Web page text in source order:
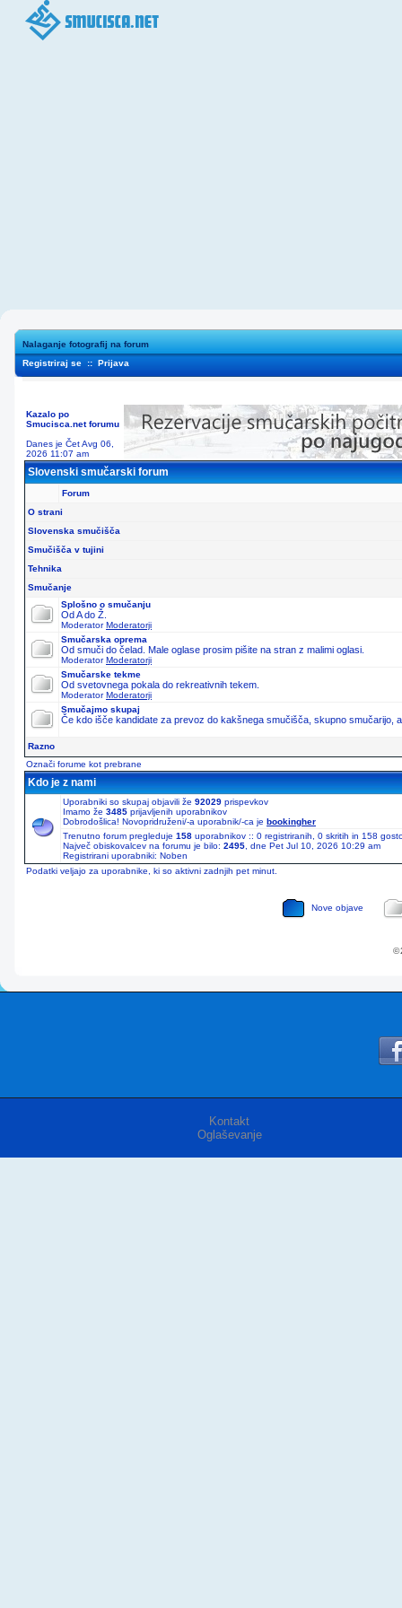
Nalaganje fotografij na forum
Registriraj se :: Prijava
Kazalo po
Smucisca.net forumu
Danes je Čet Avg 06,
2026 11:07 am
Slovenski smučarski forum
Forum
O strani
Slovenska smučišča
Smučišča v tujini
Tehnika
Smučanje
Splošno o smučanju
Od A do Ž.
ModeratorModeratorji
Smučarska oprema
Od smuči do čelad. Male oglase prosim pišite na stran z malimi oglasi.
ModeratorModeratorji
Smučarske tekme
Od svetovnega pokala do rekreativnih tekem.
ModeratorModeratorji
Smučajmo skupaj
Če kdo išče kandidate za prevoz do kakšnega smučišča, skupno smučarijo,
Razno
Označi forume kot prebrane
Kdo je z nami
Uporabniki so skupaj objavili že 92029 prispevkov
Imamo že 3485 prijavljenih uporabnikov
Dobrodošlica! Novopridruženi/-a uporabnik/-ca je bookingher
Trenutno forum pregleduje 158 uporabnikov :: 0 registriranih, 0 skritih in 158
Največ obiskovalcev na forumu je bilo: 2495 , dne Pet Jul 10, 2026 10:29 am
Registrirani uporabniki: Noben
Podatki veljajo za uporabnike, ki so aktivni zadnjih pet minut.
Nove objave
©
Kontakt
Oglaševanje